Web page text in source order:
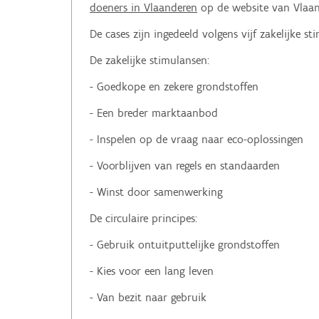
doeners in Vlaanderen op de website van
De cases zijn ingedeeld volgens vijf zakelijke
De zakelijke stimulansen:
- Goedkope en zekere grondstoffen
- Een breder marktaanbod
- Inspelen op de vraag naar eco-oplossingen
- Voorblijven van regels en standaarden
- Winst door samenwerking
De circulaire principes:
- Gebruik ontuitputtelijke grondstoffen
- Kies voor een lang leven
- Van bezit naar gebruik